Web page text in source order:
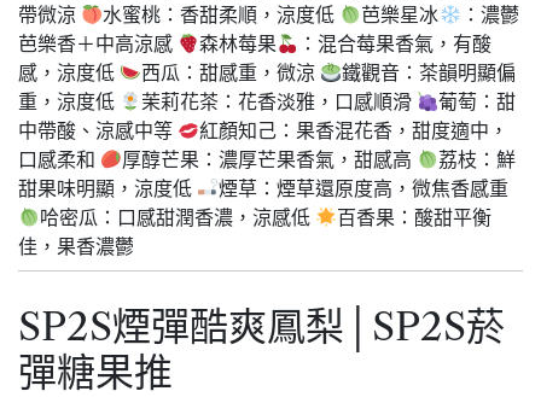
帶微涼
水蜜桃：香甜柔順，涼度低 芭樂星冰
：濃鬱
芭樂香＋中高涼感
森林莓果
：混合莓果香氣，有酸
感，涼度低
西瓜：甜感重，微涼
鐵觀音：茶韻明顯偏
重，涼度低
茉莉花茶：花香淡雅，口感順滑
葡萄：甜
中帶酸、涼感中等
紅顏知己：果香混花香，甜度適中，
口感柔和
厚醇芒果：濃厚芒果香氣，甜感高
荔枝：鮮
甜果味明顯，涼度低
煙草：煙草還原度高，微焦香感重
哈密瓜：口感甜潤香濃，涼感低
百香果：酸甜平衡
佳，果香濃鬱
SP2S煙彈酷爽鳳梨│SP2S菸
彈糖果推